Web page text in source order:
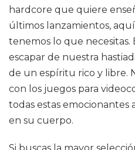
hardcore que quiere
últimos lanzamientos,
tenemos lo que
escapar de nuestra
de un espíritu rico y libre.
con los juegos para
todas estas emocionantes
en su cuerpo.